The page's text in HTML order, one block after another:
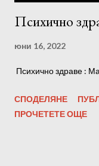
Психично
юни 16, 2022
Психично здраве :
СПОДЕЛЯНЕ
ПРОЧЕТЕТЕ ОЩЕ